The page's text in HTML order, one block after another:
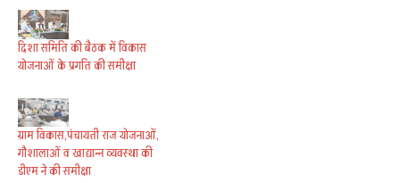
दिशा समिति की बैठक में विकास
योजनाओं के प्रगति की समीक्षा
ग्राम विकास,पंचायती राज योजनाओं,
गौशालाओं व खाद्यान्न व्यवस्था की
डीएम ने की समीक्षा